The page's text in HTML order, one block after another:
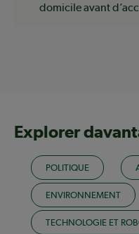
domicile avant
Explorer
POLITIQUE
ENVIRONNEMENT
TECHNOLOGIE ET